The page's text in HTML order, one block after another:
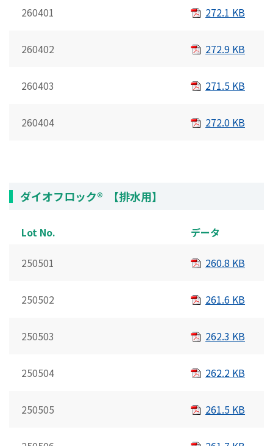
260401 272.1 KB
260402 272.9 KB
260403 271.5 KB
260404 272.0 KB
ダイオフロック® 【排水用】
Lot No. データ
250501 260.8 KB
250502 261.6 KB
250503 262.3 KB
250504 262.2 KB
250505 261.5 KB